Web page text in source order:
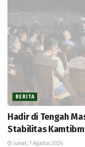
BERITA
Hadir di Tengah
Stabilitas
Jumat, 7 Agustus 2026